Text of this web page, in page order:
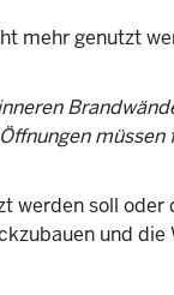
mehr genutzt
soll
und